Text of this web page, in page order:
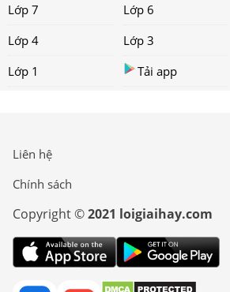
Lớp 7
Lớp 6
Lớp 4
Lớp 3
Lớp 1
Tải app
Liên hệ
Chính sách
Copyright ©2021 loigiaihay.com